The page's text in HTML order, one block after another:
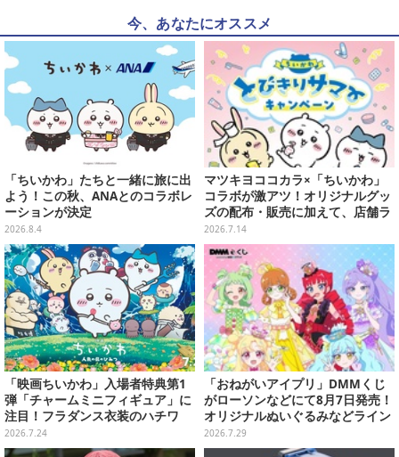
今、あなたにオススメ
「ちいかわ」たちと一緒に旅に出
よう！この秋、ANAとのコラボレ
ーションが決定
2026.8.4
マツキヨココカラ×「ちいかわ」
コラボが激アツ！オリジナルグッ
ズの配布・販売に加えて、店舗ラ
ッピングや”花火打ち上げ”まで盛
り沢山
2026.7.14
「映画ちいかわ」入場者特典第1
弾「チャームミニフィギュア」に
注目！フラダンス衣装のハチワ
レ、うさぎら全8種類
2026.7.24
「おねがいアイプリ」DMMくじ
がローソンなどにて8月7日発売！
オリジナルぬいぐるみなどライン
ナップ、各等賞にスペシャルアイ
プリカードが付属
2026.7.29